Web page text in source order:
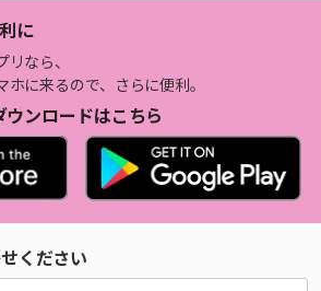
に
なら、
に来るので、さらに便利。
ウンロードはこちら
ください